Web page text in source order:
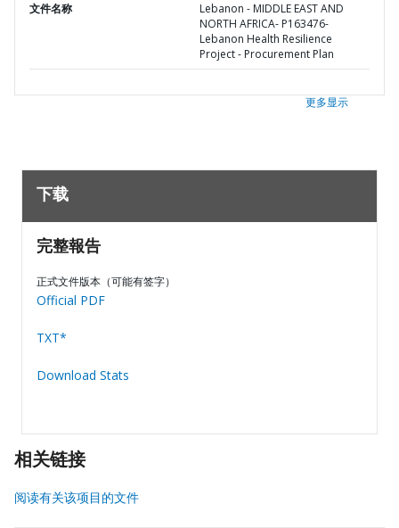
文件名称
Lebanon - MIDDLE EAST AND
NORTH AFRICA- P163476-
Lebanon Health Resilience
Project - Procurement Plan
更多显示
下载
完整報告
正式文件版本（可能有签字）
Official PDF
TXT*
Download Stats
相关链接
阅读有关该项目的文件